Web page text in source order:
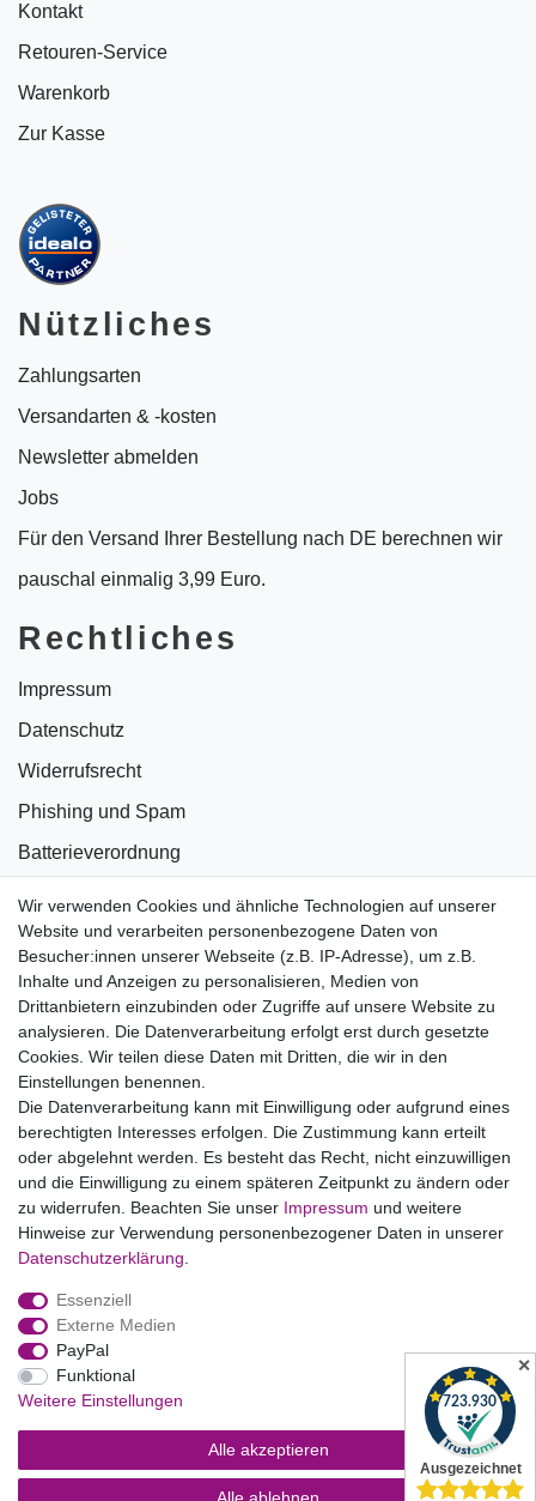
Wir verwenden Cookies und ähnliche Technologien auf unserer
Website und verarbeiten personenbezogene Daten von
Besucher:innen unserer Webseite (z.B. IP-Adresse), um z.B.
Inhalte und Anzeigen zu personalisieren, Medien von
Drittanbietern einzubinden oder Zugriffe auf unsere Website zu
analysieren. Die Datenverarbeitung erfolgt erst durch gesetzte
Cookies. Wir teilen diese Daten mit Dritten, die wir in den
Einstellungen benennen.
Die Datenverarbeitung kann mit Einwilligung oder aufgrund eines
berechtigten Interesses erfolgen. Die Zustimmung kann erteilt
oder abgelehnt werden. Es besteht das Recht, nicht einzuwilligen
und die Einwilligung zu einem späteren Zeitpunkt zu ändern oder
zu widerrufen. Beachten Sie unser Impressum und weitere
Hinweise zur Verwendung personenbezogener Daten in unserer
Daten­schutz­erklärung
Essenziell
Externe Medien
PayPal
Funktional
Weitere Einstellungen
Alle akzeptieren
Kontakt
Retouren-Service
Warenkorb
Zur Kasse
Nützliches
Zahlungsarten
Versandarten & -kosten
Newsletter abmelden
Jobs
Für den Versand Ihrer Bestellung nach DE berechnen wir
pauschal einmalig 3,99 Euro.
Rechtliches
Impressum
Datenschutz
Widerrufsrecht
Phishing und Spam
Batterieverordnung
Bildnachweise
AGB
Vertrag widerrufen
B2BKunden
Zum Händlerbereich
PrivatKunden
Neukundenanmeldung
Mein Konto
Zahlung & Versand ✕